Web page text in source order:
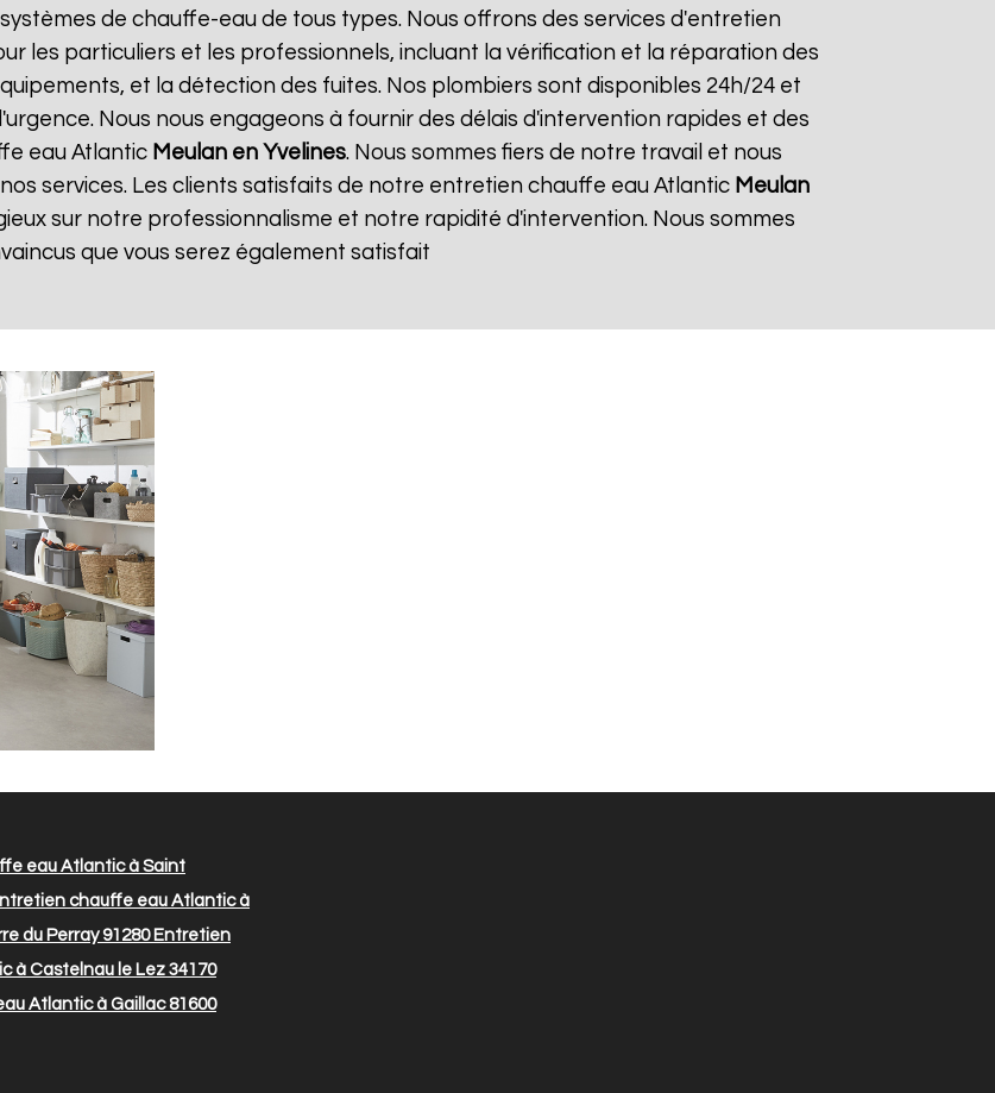
de chauffe-eau de tous types. Nous offrons des services d'entretien
les particuliers et les professionnels, incluant la vérification et la réparation des
et la détection des fuites. Nos plombiers sont disponibles 24h/24 et
Nous nous engageons à fournir des délais d'intervention rapides et des
eau Atlantic Meulan en Yvelines. Nous sommes fiers de notre travail et nous
services. Les clients satisfaits de notre entretien chauffe eau Atlantic Meulan
sur notre professionnalisme et notre rapidité d'intervention. Nous sommes
que vous serez également satisfait
eau Atlantic à Saint
chauffe eau Atlantic à
du Perray 91280Entretien
Castelnau le Lez 34170
Atlantic à Gaillac 81600